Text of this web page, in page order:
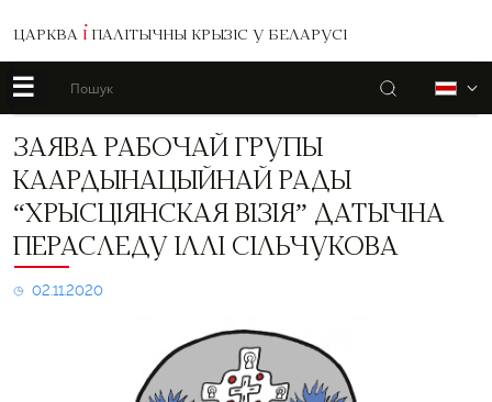
ЦАРКВА І ПАЛІТЫЧНЫ КРЫЗІС У БЕЛАРУСІ
☰ Пошук
Заява
групы
Каардынацыйнай
рады
“Хрысціянская
візія”
датычна
ЗАЯВА РАБОЧАЙ ГРУПЫ
КААРДЫНАЦЫЙНАЙ РАДЫ
“ХРЫСЦІЯНСКАЯ ВІЗІЯ” ДАТЫЧНА
ПЕРАСЛЕДУ ІЛЛІ СІЛЬЧУКОВА
02.11.2020